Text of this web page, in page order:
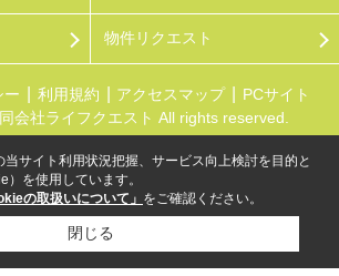
物件リクエスト
ー 利用規約 アクセスマップ
PCサイト
会社ライフクエスト All rights reserved.
サイト利用状況把握、サービス向上検討を目的と
を使用しています。
の取扱いについて」 をご確認ください。
閉じる